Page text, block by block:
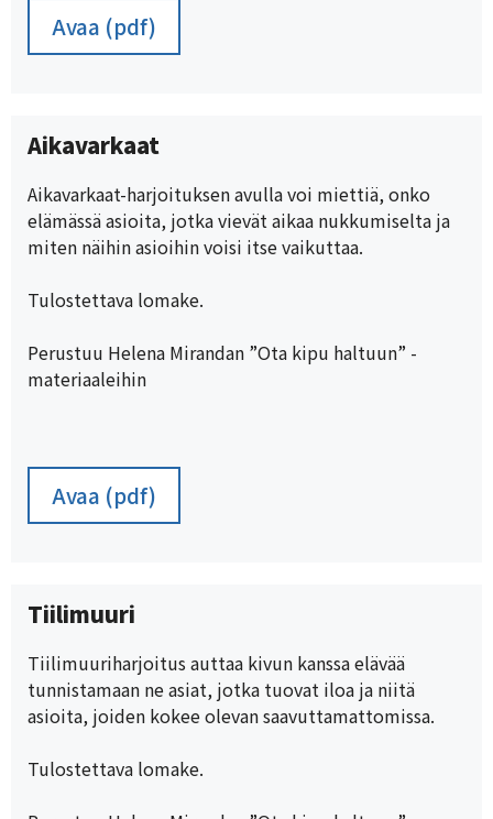
Avaa (pdf)
Aikavarkaat
Aikavarkaat-harjoituksen avulla voi miettiä, onko
elämässä asioita, jotka vievät aikaa nukkumiselta ja
miten näihin asioihin voisi itse vaikuttaa.
Tulostettava lomake.
Perustuu Helena Mirandan ”Ota kipu haltuun” -
materiaaleihin
Avaa (pdf)
Tiilimuuri
Tiilimuuriharjoitus auttaa kivun kanssa elävää
tunnistamaan ne asiat, jotka tuovat iloa ja niitä
asioita, joiden kokee olevan saavuttamattomissa.
Tulostettava lomake.